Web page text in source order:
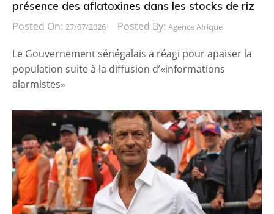
présence des aflatoxines dans les stocks de riz
Posted On: 27/07/2026 Posted By: Agence Afrique
Le Gouvernement sénégalais a réagi pour apaiser la
population suite à la diffusion d’«informations
alarmistes»